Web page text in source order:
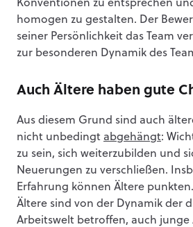
Konventionen zu entsprechen
homogen zu gestalten. Der
seiner Persönlichkeit das Team
zur besonderen Dynamik des
Auch Ältere haben gute
Aus diesem Grund sind auch
nicht unbedingt abgehängt:
zu sein, sich weiterzubilden und
Neuerungen zu verschließen.
Erfahrung können Ältere
Ältere sind von der Dynamik der
Arbeitswelt betroffen, auch